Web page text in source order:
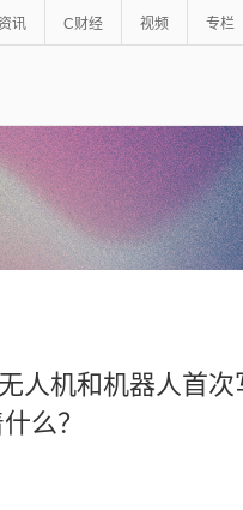
讯 C财经 视频 专栏
人机和机器人首
么？